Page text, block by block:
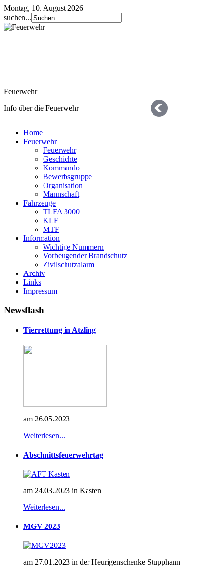
Montag, 10. August 2026
suchen...
Feuerwehr
Info über die Feuerwehr
Geschichte
die letzten 125 Jahre
Home
Feuerwehr
Feuerwehr
Geschichte
Kommando
Bewerbsgruppe
Organisation
Mannschaft
Fahrzeuge
TLFA 3000
KLF
MTF
Information
Wichtige Nummern
Vorbeugender Brandschutz
Zivilschutzalarm
Archiv
Links
Impressum
Newsflash
Tierrettung in Atzling
am 26.05.2023
Weiterlesen...
Abschnittsfeuerwehrtag
am 24.03.2023 in Kasten
Weiterlesen...
MGV 2023
am 27.01.2023 in der Heurigenschenke Stupphann